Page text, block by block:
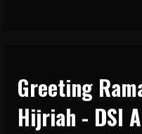
Greeting
Hijriah - DSI